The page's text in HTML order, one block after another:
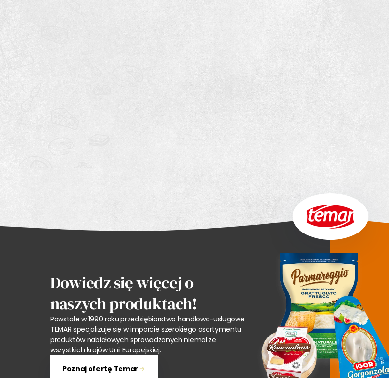
Dowiedz się więcej o
naszych produktach!
Powstałe w 1990 roku przedsiębiorstwo handlowo-usługowe
TEMAR specjalizuje się w imporcie szerokiego asortymentu
produktów nabiałowych sprowadzanych niemal ze
wszystkich krajów Unii Europejskiej.
Poznaj ofertę Temar